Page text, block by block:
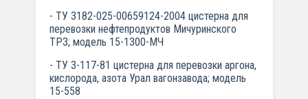
- ТУ 3182-025-00659124-2004 цистерна для
перевозки нефтепродуктов Мичуринского
ТРЗ; модель 15-1300-МЧ
- ТУ 3-117-81 цистерна для перевозки аргона,
кислорода, азота Урал вагонзавода; модель
15-558